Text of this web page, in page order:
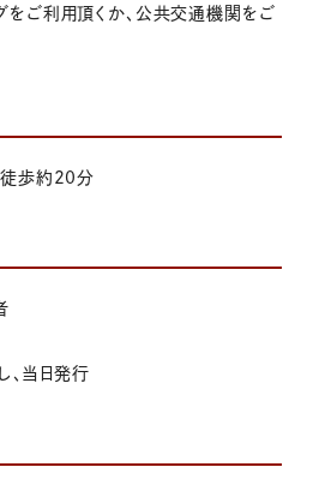
をご利用頂くか、公共交通機関をご
徒歩約20分
、当日発行